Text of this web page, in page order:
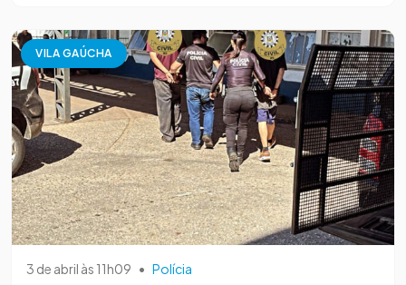
VILA GAÚCHA
3 de abril às 11h09 • Polícia